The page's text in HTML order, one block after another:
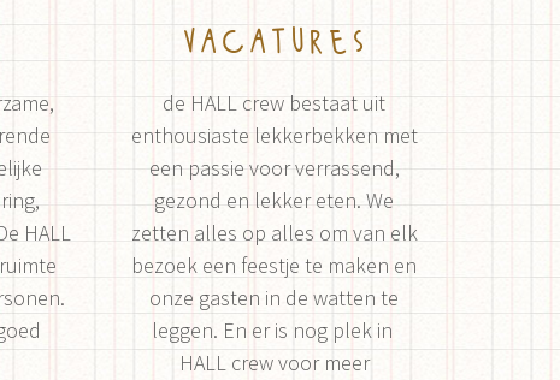
HALL
vacatures
de HALL crew bestaat uit
enthousiaste lekkerbekken met
een passie voor verrassend,
gezond en lekker eten. We
zetten alles op alles om van elk
bezoek een feestje te maken en
onze gasten in de watten te
leggen. En er is nog plek in
HALL crew voor meer